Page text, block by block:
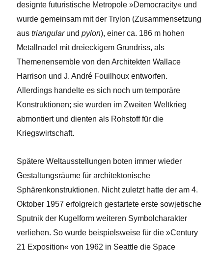
designte futuristische Metropole »Democracity« und
wurde gemeinsam mit der Trylon (Zusammensetzung
austriangularundpylon), einer ca. 186 m hohen
Metallnadel mit dreieckigem Grundriss, als
Themenensemble von den Architekten Wallace
Harrison und J. André Fouilhoux entworfen.
Allerdings handelte es sich noch um temporäre
Konstruktionen; sie wurden im Zweiten Weltkrieg
abmontiert und dienten als Rohstoff für die
Kriegswirtschaft.
Spätere Weltausstellungen boten immer wieder
Gestaltungsräume für architektonische
Sphärenkonstruktionen. Nicht zuletzt hatte der am 4.
Oktober 1957 erfolgreich gestartete erste sowjetische
Sputnik der Kugelform weiteren Symbolcharakter
verliehen. So wurde beispielsweise für die »Century
21 Exposition« von 1962 in Seattle die Space